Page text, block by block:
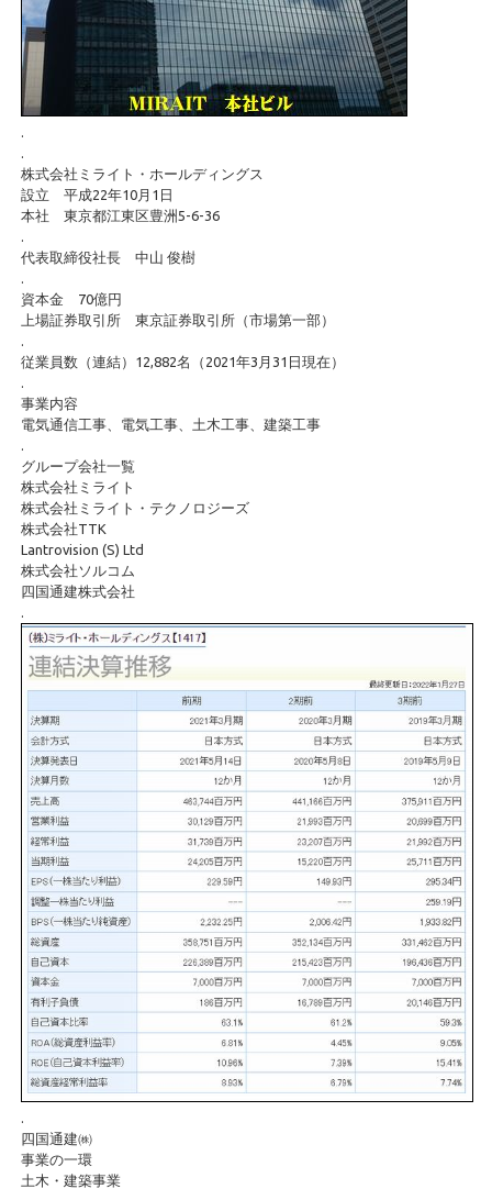
.
.
株式会社ミライト・ホールディングス
設立 平成22年10月1日
本社 東京都江東区豊洲5-6-36
.
代表取締役社長 中山 俊樹
.
資本金 70億円
上場証券取引所 東京証券取引所（市場第一部）
.
従業員数（連結）12,882名（2021年3月31日現在）
.
事業内容
電気通信工事、電気工事、土木工事、建築工事
.
グループ会社一覧
株式会社ミライト
株式会社ミライト・テクノロジーズ
株式会社TTK
Lantrovision (S) Ltd
株式会社ソルコム
四国通建株式会社
.
四国通建㈱
事業の一環
土木・建築事業